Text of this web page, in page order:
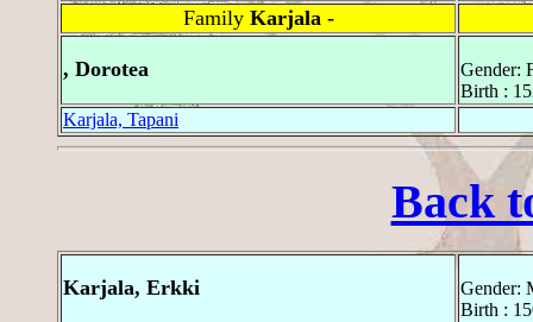
Family Karjala -
, Dorotea
Gender:
Birth :
Karjala, Tapani
Back
Karjala, Erkki
Gender:
Birth :